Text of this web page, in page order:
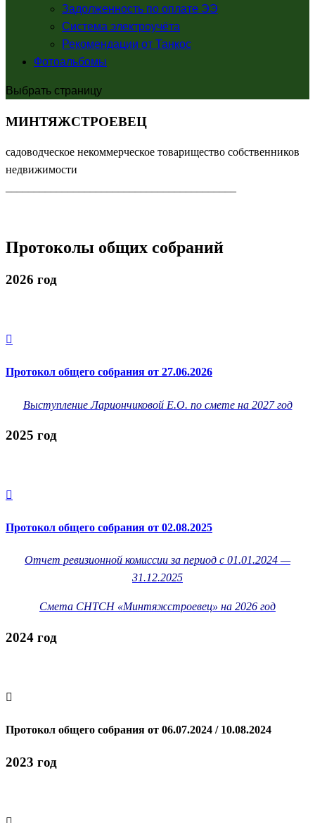
Задолженность по оплате ЭЭ
Система электроучёта
Рекомендации от Танкос
Фотоальбомы
Выбрать страницу
МИНТЯЖСТРОЕВЕЦ
садоводческое некоммерческое товарищество собственников
недвижимости
Протоколы общих собраний
2026 год

Протокол общего собрания от 27.06.2026
Выступление Лариончиковой Е.О. по смете на 2027 год
2025 год

Протокол общего собрания от 02.08.2025
Отчет ревизионной комиссии за период с 01.01.2024 —
31.12.2025
Смета СНТСН «Минтяжстроевец» на 2026 год
2024 год

Протокол общего собрания от 06.07.2024 / 10.08.2024
2023 год